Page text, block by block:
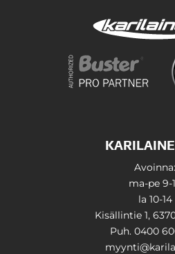
Avoinna:
ma-pe 9-
la 10-14
Kisällintie 1,
Puh. 0400